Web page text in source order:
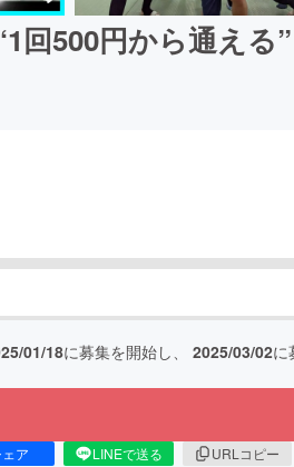
回500円から通える
01/18に募集を開始し、 2025/03/02に
ア LINEで送る URLコピー